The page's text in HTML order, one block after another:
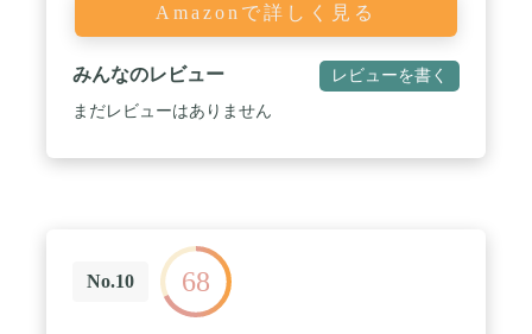
Amazonで詳しく見る
みんなのレビュー レビューを書く
まだレビューはありません
No.10 68